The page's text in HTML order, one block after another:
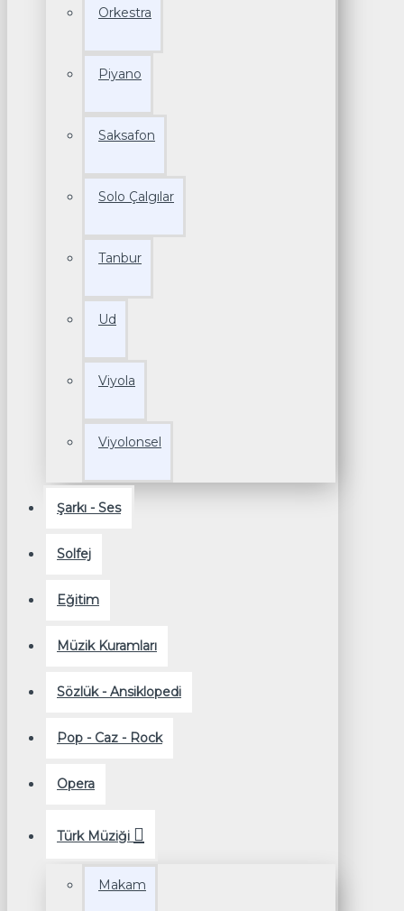
Orkestra
Piyano
Saksafon
Solo Çalgılar
Tanbur
Ud
Viyola
Viyolonsel
Şarkı - Ses
Solfej
Eğitim
Müzik Kuramları
Sözlük - Ansiklopedi
Pop - Caz - Rock
Opera
Türk Müziği
Makam